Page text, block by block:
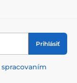
Prihlásiť
spracovaním